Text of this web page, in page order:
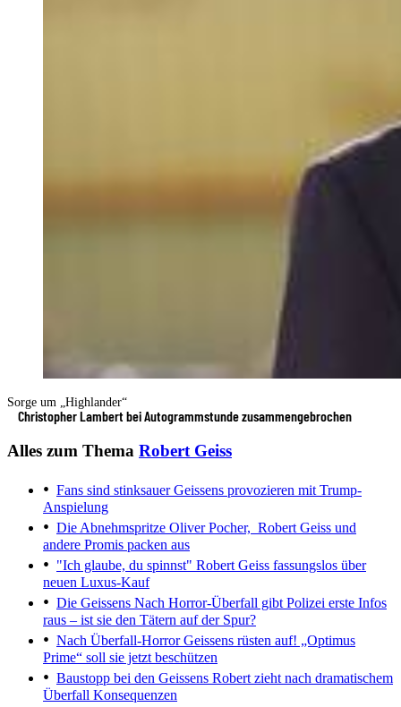
Sorge um „Highlander“
Christopher Lambert bei Autogrammstunde zusammengebrochen
Alles zum Thema Robert Geiss
Fans sind stinksauerGeissens provozieren mit Trump-
Anspielung
Die Abnehmspritze Oliver Pocher, Robert Geiss und
andere Promis packen aus
"Ich glaube, du spinnst" Robert Geiss fassungslos über
neuen Luxus-Kauf
Die Geissens Nach Horror-Überfall gibt Polizei erste Infos
raus – ist sie den Tätern auf der Spur?
Nach Überfall-HorrorGeissens rüsten auf! „Optimus
Prime“ soll sie jetzt beschützen
Baustopp bei den Geissens Robert zieht nach dramatischem
Überfall Konsequenzen